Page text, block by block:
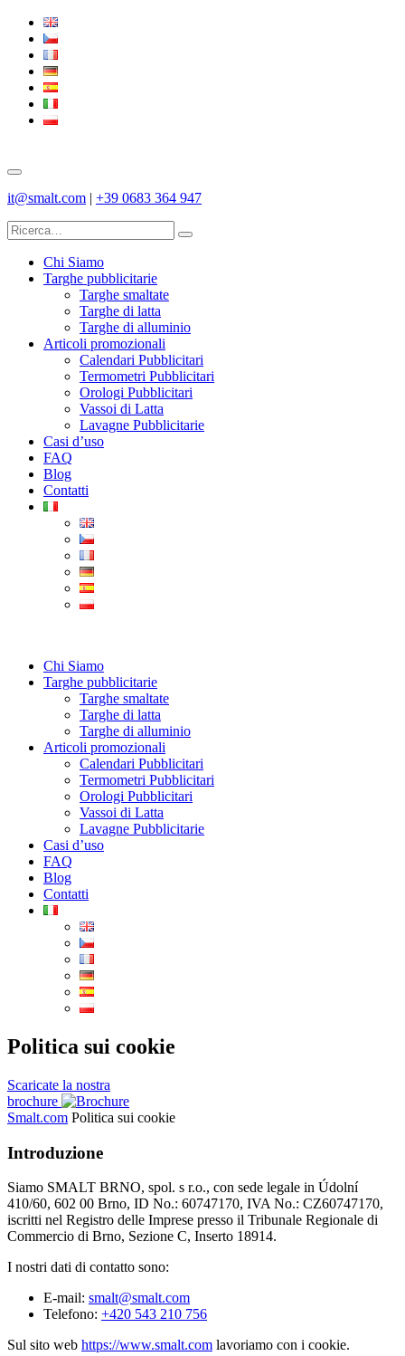
it@smalt.com | +39 0683 364 947
Chi Siamo
Targhe pubblicitarie
Targhe smaltate
Targhe di latta
Targhe di alluminio
Articoli promozionali
Calendari Pubblicitari
Termometri Pubblicitari
Orologi Pubblicitari
Vassoi di Latta
Lavagne Pubblicitarie
Casi d’uso
FAQ
Blog
Contatti
Chi Siamo
Targhe pubblicitarie
Targhe smaltate
Targhe di latta
Targhe di alluminio
Articoli promozionali
Calendari Pubblicitari
Termometri Pubblicitari
Orologi Pubblicitari
Vassoi di Latta
Lavagne Pubblicitarie
Casi d’uso
FAQ
Blog
Contatti
Politica sui cookie
Scaricate la nostra
brochure
Smalt.com Politica sui cookie
Introduzione
Siamo SMALT BRNO, spol. s r.o., con sede legale in Údolní
410/60, 602 00 Brno, ID No.: 60747170, IVA No.: CZ60747170,
iscritti nel Registro delle Imprese presso il Tribunale Regionale di
Commercio di Brno, Sezione C, Inserto 18914.
I nostri dati di contatto sono:
E-mail: smalt@smalt.com
Telefono: +420 543 210 756
Sul sito web https://www.smalt.com lavoriamo con i cookie.